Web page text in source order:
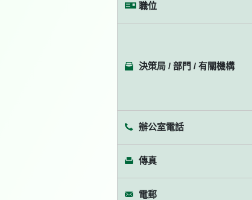
職位
決策局 / 部門 / 有關機構
辦公室電話
傳真
電郵